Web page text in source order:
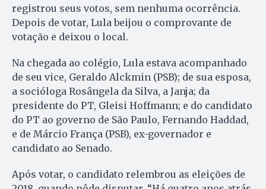
registrou seus votos, sem nenhuma ocorrência.
Depois de votar, Lula beijou o comprovante de
votação e deixou o local.
Na chegada ao colégio, Lula estava acompanhado
de seu vice, Geraldo Alckmin (PSB); de sua esposa,
a socióloga Rosângela da Silva, a Janja; da
presidente do PT, Gleisi Hoffmann; e do candidato
do PT ao governo de São Paulo, Fernando Haddad,
e de Márcio França (PSB), ex-governador e
candidato ao Senado.
Após votar, o candidato relembrou as eleições de